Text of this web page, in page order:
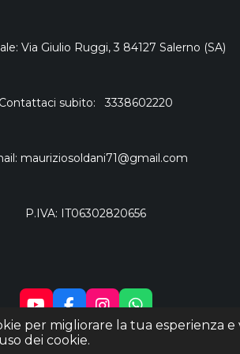
per migliorare la tua esperienza
dei cookie.
Via Giulio Ruggi, 3 84127 Salerno (SA)
Contattaci subito: 3338602220
mauriziosoldani71@gmail.com
P.IVA: IT06302820656
Y
O
U
F
A
C
I
N
W
H